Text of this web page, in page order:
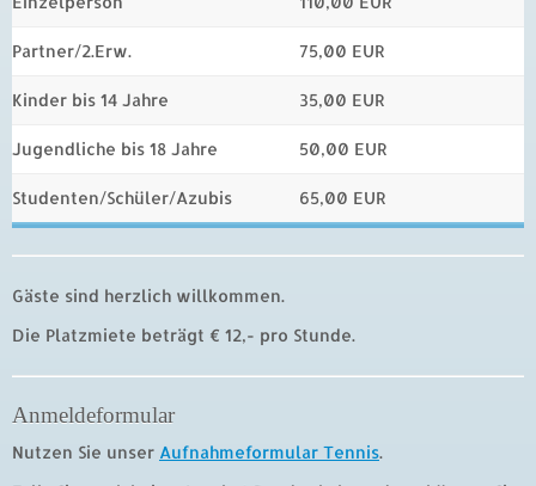
Partner/2.Erw. 75,00 EUR
Kinder bis 14 Jahre 35,00 EUR
Jugendliche bis 18 Jahre 50,00 EUR
Studenten/Schüler/Azubis 65,00 EUR
Gäste sind herzlich willkommen.
Die Platzmiete beträgt € 12,- pro Stunde.
Anmeldeformular
Nutzen Sie unser Aufnahmeformular Tennis.